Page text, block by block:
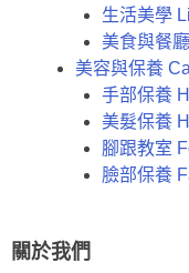
生活美學
美食與餐
美容與保養
手部保養
美髮保養
腳跟教室
臉部保養
關於我們